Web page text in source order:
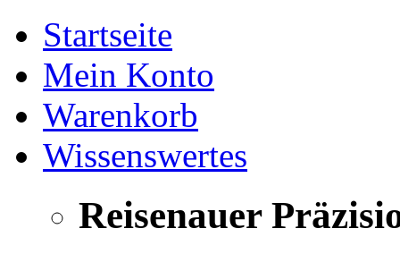
Startseite
Mein Konto
Warenkorb
Wissenswertes
Reisenauer